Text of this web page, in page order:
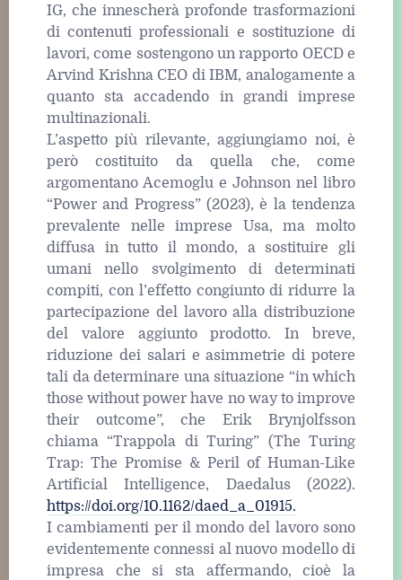
IG, che innescherà profonde trasformazioni
di contenuti professionali e sostituzione di
lavori, come sostengono un rapporto OECD e
Arvind Krishna CEO di IBM, analogamente a
quanto sta accadendo in grandi imprese
multinazionali.
L’aspetto più rilevante, aggiungiamo noi, è
però costituito da quella che, come
argomentano Acemoglu e Johnson nel libro
“Power and Progress” (2023), è la tendenza
prevalente nelle imprese Usa, ma molto
diffusa in tutto il mondo, a sostituire gli
umani nello svolgimento di determinati
compiti, con l’effetto congiunto di ridurre la
partecipazione del lavoro alla distribuzione
del valore aggiunto prodotto. In breve,
riduzione dei salari e asimmetrie di potere
tali da determinare una situazione “in which
those without power have no way to improve
their outcome”, che Erik Brynjolfsson
chiama “Trappola di Turing” (The Turing
Trap: The Promise & Peril of Human-Like
Artificial Intelligence, Daedalus (2022).
https://doi.org/10.1162/daed_a_01915.
I cambiamenti per il mondo del lavoro sono
evidentemente connessi al nuovo modello di
impresa che si sta affermando, cioè la